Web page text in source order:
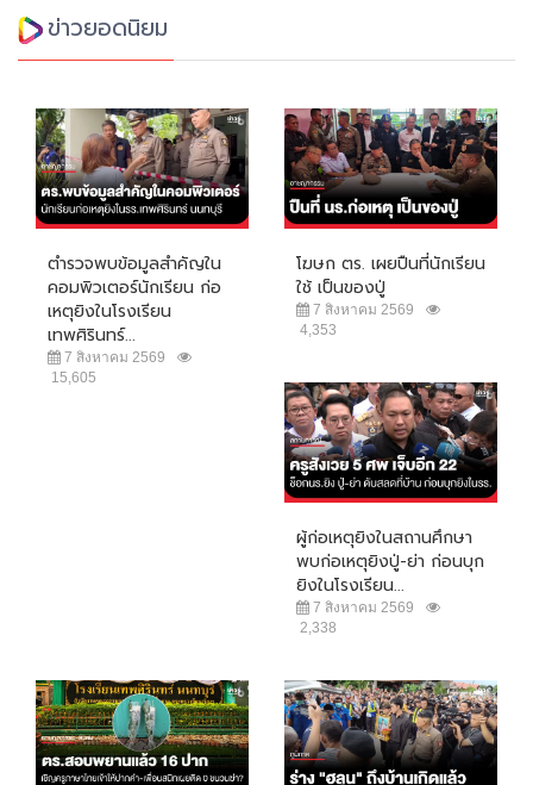
ข่าวยอดนิยม
ตำรวจพบข้อมูลสำคัญใน
คอมพิวเตอร์นักเรียน ก่อ
เหตุยิงในโรงเรียน
เทพศิรินทร์...
7 สิงหาคม 2569
15,605
โฆษก ตร. เผยปืนที่นักเรียน
ใช้ เป็นของปู่
7 สิงหาคม 2569
4,353
ผู้ก่อเหตุยิงในสถานศึกษา
พบก่อเหตุยิงปู่-ย่า ก่อนบุก
ยิงในโรงเรียน...
7 สิงหาคม 2569
2,338